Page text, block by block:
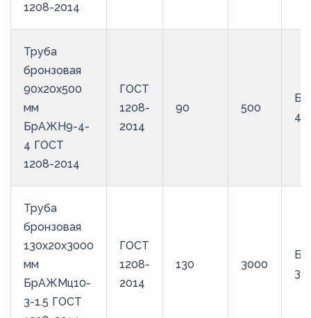
1208-2014
Труба
бронзовая
90х20х500
мм
БрАЖН9-4-
4 ГОСТ
1208-2014
ГОСТ
1208-
2014
90 500
4
Труба
бронзовая
130х20х3000
мм
БрАЖМц10-
3-1.5 ГОСТ
ГОСТ
1208-
2014
130 3000
3-